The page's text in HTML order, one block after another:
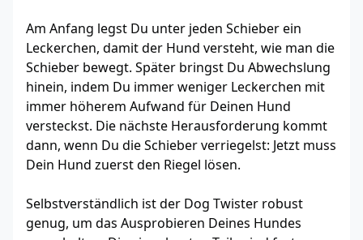
Am Anfang legst Du unter jeden Schieber ein
Leckerchen, damit der Hund versteht, wie man die
Schieber bewegt. Später bringst Du Abwechslung
hinein, indem Du immer weniger Leckerchen mit
immer höherem Aufwand für Deinen Hund
versteckst. Die nächste Herausforderung kommt
dann, wenn Du die Schieber verriegelst: Jetzt muss
Dein Hund zuerst den Riegel lösen.
Selbstverständlich ist der Dog Twister robust
genug, um das Ausprobieren Deines Hundes